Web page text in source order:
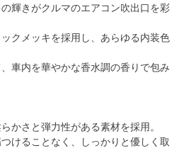
輝きがクルマのエアコン吹出口を彩
クメッキを採用し、あらゆる内装色
車内を華やかな香水調の香りで包み
かさと弾力性がある素材を採用。
けることなく、しっかりと優しく取